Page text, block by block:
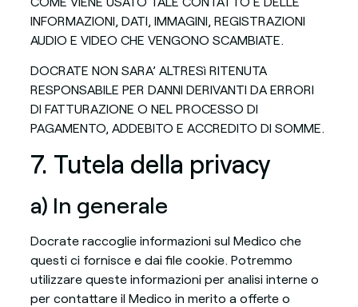
INFORMAZIONI, DATI, IMMAGINI, REGISTRAZIONI
AUDIO E VIDEO CHE VENGONO SCAMBIATE.
DOCRATE NON SARA’ ALTRESì RITENUTA
RESPONSABILE PER DANNI DERIVANTI DA ERRORI
DI FATTURAZIONE O NEL PROCESSO DI
PAGAMENTO, ADDEBITO E ACCREDITO DI SOMME.
7. Tutela della privacy
a) In generale
Docrate raccoglie informazioni sul Medico che
questi ci fornisce e dai file cookie. Potremmo
utilizzare queste informazioni per analisi interne o
per contattare il Medico in merito a offerte o